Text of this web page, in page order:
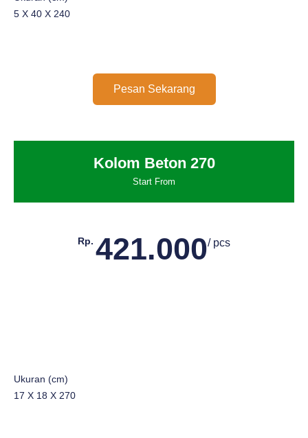
5 X 40 X 240
Pesan Sekarang
Kolom Beton 270
Start From
Rp. 421.000/ pcs
Ukuran (cm)
17 X 18 X 270